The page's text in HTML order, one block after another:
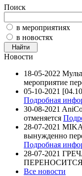
Поиск
в мероприятиях
в новостях
Новости
18-05-2022
мероприятие
05-10-2021
Подробная
30-08-2021
отменяется
28-07-2021
вынужденно
Подробная
28-07-2021
Все новости